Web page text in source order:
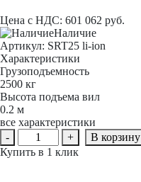
Цена с НДС: 601 062 руб.
Наличие
Aртикул: SRT25 li-ion
Характеристики
Грузоподъемность
2500 кг
Высота подъема вил
0.2 м
все характеристики
-
Количество
товара
+
В корзину
Купить в 1 клик